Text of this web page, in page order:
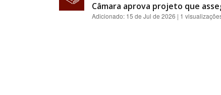
Câmara aprova projeto que
Adicionado: 15 de Jul de 2026 | 1